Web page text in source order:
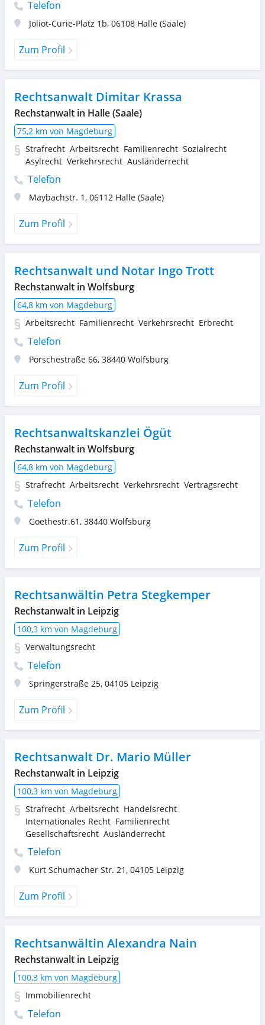
Telefon
Joliot-Curie-Platz 1b, 06108 Halle (Saale)
Zum Profil
Rechtsanwalt Dimitar Krassa
Rechstanwalt in Halle (Saale)
75,2 km von Magdeburg
Strafrecht Arbeitsrecht Familienrecht Sozialrecht
Asylrecht Verkehrsrecht Ausländerrecht
Telefon
Maybachstr. 1 , 06112 Halle (Saale)
Zum Profil
Rechtsanwalt und Notar Ingo Trott
Rechstanwalt in Wolfsburg
64,8 km von Magdeburg
Arbeitsrecht Familienrecht Verkehrsrecht Erbrecht
Telefon
Porschestraße 66, 38440 Wolfsburg
Zum Profil
Rechtsanwaltskanzlei Ögüt
Rechstanwalt in Wolfsburg
64,8 km von Magdeburg
Strafrecht Arbeitsrecht Verkehrsrecht Vertragsrecht
Telefon
Goethestr.61 , 38440 Wolfsburg
Zum Profil
Rechtsanwältin Petra Stegkemper
Rechstanwalt in Leipzig
100,3 km von Magdeburg
Verwaltungsrecht
Telefon
Springerstraße 25, 04105 Leipzig
Zum Profil
Rechtsanwalt Dr. Mario Müller
Rechstanwalt in Leipzig
100,3 km von Magdeburg
Strafrecht Arbeitsrecht Handelsrecht
Internationales Recht Familienrecht
Gesellschaftsrecht Ausländerrecht
Telefon
Kurt Schumacher Str. 21 , 04105 Leipzig
Zum Profil
Rechtsanwältin Alexandra Nain
Rechstanwalt in Leipzig
100,3 km von Magdeburg
Immobilienrecht
Telefon